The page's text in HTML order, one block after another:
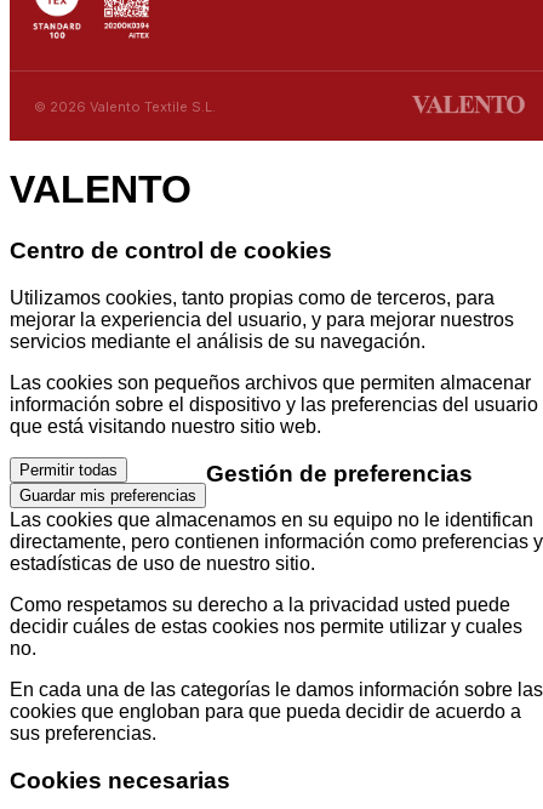
© 2026 Valento Textile S.L.
VALENTO
Centro de control de cookies
Utilizamos cookies, tanto propias como de terceros, para
mejorar la experiencia del usuario, y para mejorar nuestros
servicios mediante el análisis de su navegación.
Las cookies son pequeños archivos que permiten almacenar
información sobre el dispositivo y las preferencias del usuario
que está visitando nuestro sitio web.
Permitir todas
Guardar mis preferencias
Gestión de preferencias
Las cookies que almacenamos en su equipo no le identifican
directamente, pero contienen información como preferencias y
estadísticas de uso de nuestro sitio.
Como respetamos su derecho a la privacidad usted puede
decidir cuáles de estas cookies nos permite utilizar y cuales
no.
En cada una de las categorías le damos información sobre las
cookies que engloban para que pueda decidir de acuerdo a
sus preferencias.
Cookies necesarias